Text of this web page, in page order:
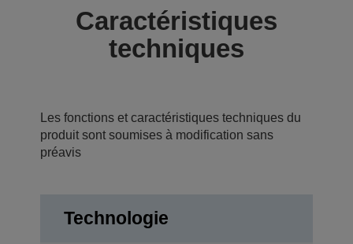
Caractéristiques
techniques
Les fonctions et caractéristiques techniques du
produit sont soumises à modification sans
préavis
Technologie